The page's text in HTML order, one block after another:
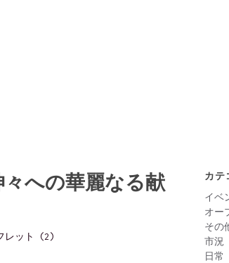
への華麗なる献
カテ
イベ
オー
その
市況
日常